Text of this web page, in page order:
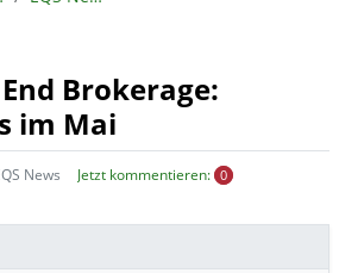
Brokerage:
im Mai
News Jetzt kommentieren: 0